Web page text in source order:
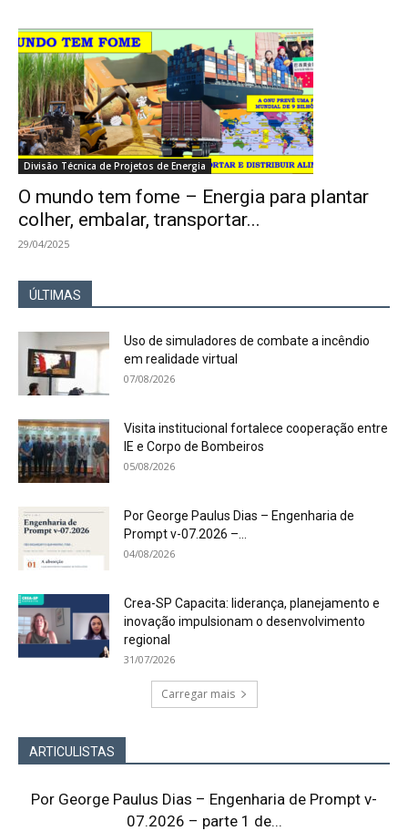
Divisão Técnica de Projetos de Energia
O mundo tem fome – Energia para plantar
colher, embalar, transportar...
29/04/2025
ÚLTIMAS
Uso de simuladores de combate a incêndio
em realidade virtual
07/08/2026
Visita institucional fortalece cooperação entre
IE e Corpo de Bombeiros
05/08/2026
Por George Paulus Dias – Engenharia de
Prompt v-07.2026 –...
04/08/2026
Crea-SP Capacita: liderança, planejamento e
inovação impulsionam o desenvolvimento
regional
31/07/2026
Carregar mais
ARTICULISTAS
Por George Paulus Dias – Engenharia de Prompt v-
07.2026 – parte 1 de...